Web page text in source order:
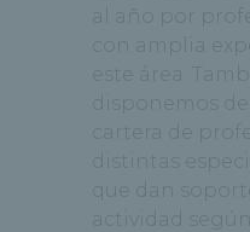
al año por
con amplia
este área.
disponemos
cartera de
distintas
que dan
actividad